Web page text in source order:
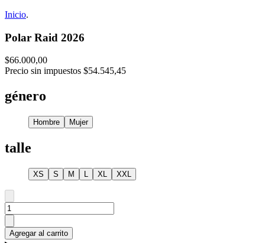
Inicio.
Polar Raid 2026
$66.000,00
Precio sin impuestos $54.545,45
género
Hombre Mujer
talle
XS S M L XL XXL
Agregar al carrito